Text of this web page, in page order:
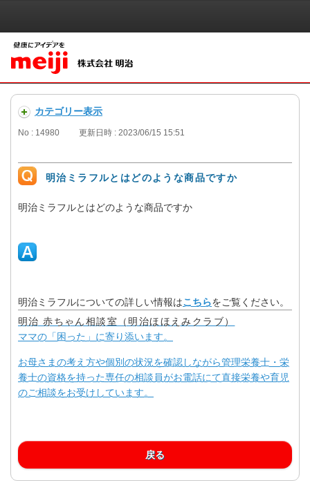
カテゴリー表示
No : 14980 更新日時 : 2023/06/15 15:51
明治ミラフルとはどのような商品ですか
明治ミラフルとはどのような商品ですか
明治ミラフルについての詳しい情報はこちらをご覧ください。
明治 赤ちゃん相談室（明治ほほえみクラブ）
ママの「困った」に寄り添います。
お母さまの考え方や個別の状況を確認しながら管理栄養士・栄
養士の資格を持った専任の相談員がお電話にて直接栄養や育児
のご相談をお受けしています。
戻る